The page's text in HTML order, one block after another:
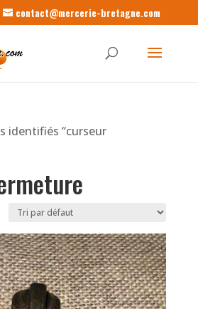
contact@mercerie-bretagne.com
identifiés “curseur